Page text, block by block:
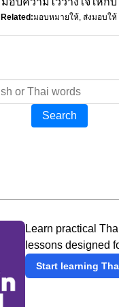
Related:มอบหมายให้, ส่งมอบให้
Search
Learn practical
lessons designed
Start learning